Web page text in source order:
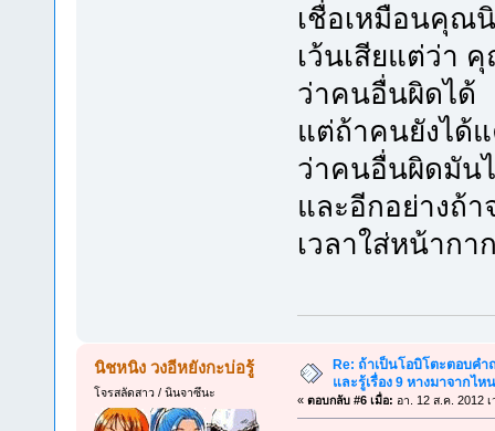
เชื่อเหมือนคุณ
เว้นเสียแต่ว่า
ว่าคนอื่นผิดได้
แต่ถ้าคนยังได้
ว่าคนอื่นผิดมัน
และอีกอย่างถ้า
เวลาใส่หน้ากา
นิชหนิง วงอีหยังกะบ่อรู้
โจรสลัดสาว / นินจาซึนะ
Re: ถ้าเป็นโอบิโตะตอบค
และรู้เรื่อง 9 หางมาจากไ
« ตอบกลับ #6 เมื่อ: อา. 12 ส.ค. 2012